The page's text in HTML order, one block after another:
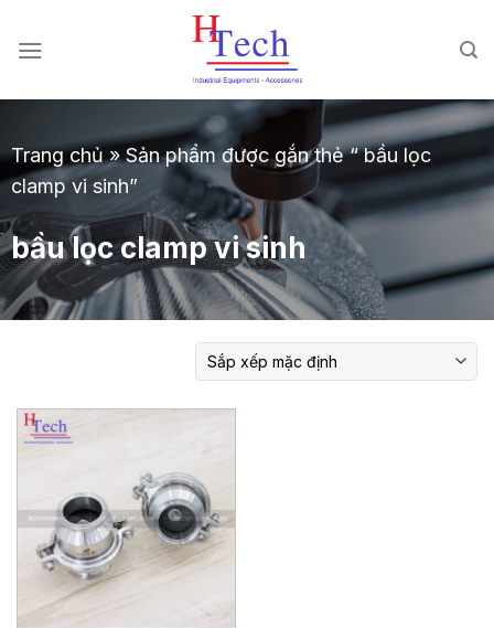
đến
dung
Trang chủ»Sản phẩm được gắn thẻ “ bầu lọc
clamp vi sinh”
bầu lọc clamp vi sinh